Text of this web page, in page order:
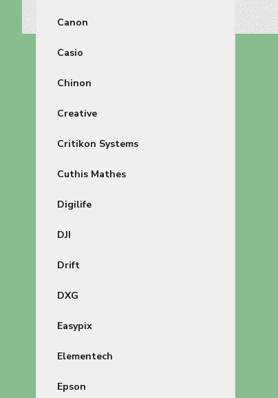
Canon
Casio
Chinon
Creative
Critikon Systems
Cuthis Mathes
Digilife
DJI
Drift
DXG
Easypix
Elementech
Epson